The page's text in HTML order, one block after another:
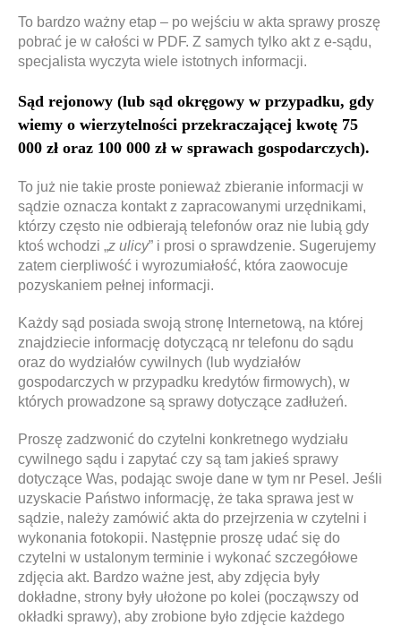
To bardzo ważny etap – po wejściu w akta sprawy proszę
pobrać je w całości w PDF. Z samych tylko akt z e-sądu,
specjalista wyczyta wiele istotnych informacji.
Sąd rejonowy (lub sąd okręgowy w przypadku, gdy
wiemy o wierzytelności przekraczającej kwotę 75
000 zł oraz 100 000 zł w sprawach gospodarczych).
To już nie takie proste ponieważ zbieranie informacji w
sądzie oznacza kontakt z zapracowanymi urzędnikami,
którzy często nie odbierają telefonów oraz nie lubią gdy
ktoś wchodzi „z ulicy” i prosi o sprawdzenie. Sugerujemy
zatem cierpliwość i wyrozumiałość, która zaowocuje
pozyskaniem pełnej informacji.
Każdy sąd posiada swoją stronę Internetową, na której
znajdziecie informację dotyczącą nr telefonu do sądu
oraz do wydziałów cywilnych (lub wydziałów
gospodarczych w przypadku kredytów firmowych), w
których prowadzone są sprawy dotyczące zadłużeń.
Proszę zadzwonić do czytelni konkretnego wydziału
cywilnego sądu i zapytać czy są tam jakieś sprawy
dotyczące Was, podając swoje dane w tym nr Pesel. Jeśli
uzyskacie Państwo informację, że taka sprawa jest w
sądzie, należy zamówić akta do przejrzenia w czytelni i
wykonania fotokopii. Następnie proszę udać się do
czytelni w ustalonym terminie i wykonać szczegółowe
zdjęcia akt. Bardzo ważne jest, aby zdjęcia były
dokładne, strony były ułożone po kolei (począwszy od
okładki sprawy), aby zrobione było zdjęcie każdego